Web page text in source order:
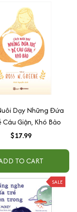
Dạy Những Đứa
Cáu Giận, Khó Bảo
$17.99
TO CART
SALE